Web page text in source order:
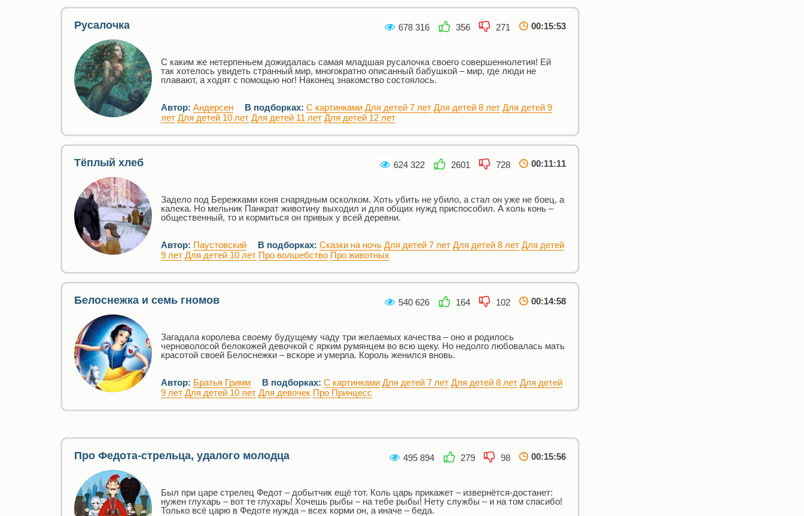
Русалочка 678 316 356 271 00:15:53
С каким же нетерпеньем дожидалась самая младшая русалочка своего совершеннолетия! Ей
так хотелось увидеть странный мир, многократно описанный бабушкой – мир, где люди не
плавают, а ходят с помощью ног! Наконец знакомство состоялось.
Автор: Андерсен В подборках: С картинками Для детей 7 лет Для детей 8 лет Для детей 9
лет Для детей 10 лет Для детей 11 лет Для детей 12 лет
Тёплый хлеб 624 322 2601 728 00:11:11
Задело под Бережками коня снарядным осколком. Хоть убить не убило, а стал он уже не боец, а
калека. Но мельник Панкрат животину выходил и для общих нужд приспособил. А коль конь –
общественный, то и кормиться он привык у всей деревни.
Автор: Паустовский В подборках: Сказки на ночь Для детей 7 лет Для детей 8 лет Для детей
9 лет Для детей 10 лет Про волшебство Про животных
Белоснежка и семь гномов 540 626 164 102 00:14:58
Загадала королева своему будущему чаду три желаемых качества – оно и родилось
черноволосой белокожей девочкой с ярким румянцем во всю щеку. Но недолго любовалась мать
красотой своей Белоснежки – вскоре и умерла. Король женился вновь.
Автор: Братья Гримм В подборках: С картинками Для детей 7 лет Для детей 8 лет Для детей
9 лет Для детей 10 лет Для девочек Про Принцесс
Про Федота-стрельца, удалого молодца 495 894 279 98 00:15:56
Был при царе стрелец Федот – добытчик ещё тот. Коль царь прикажет – извернётся-достанет:
нужен глухарь – вот те глухарь! Хочешь рыбы – на тебе рыбы! Нету службы – и на том спасибо!
Только всё царю в Федоте нужда – всех корми он, а иначе – беда.